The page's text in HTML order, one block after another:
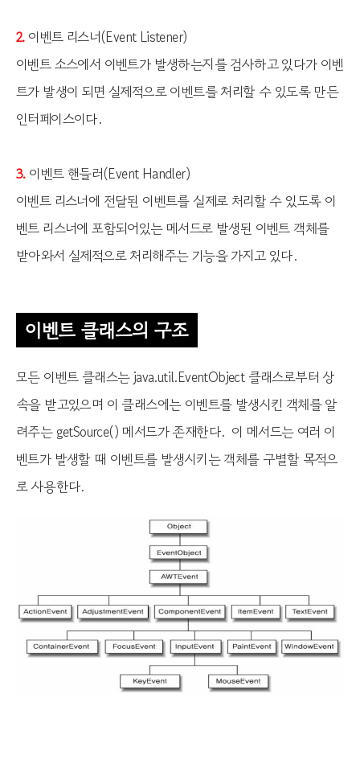
2.이벤트 리스너(Event Listener)
이벤트 소스에서 이벤트가 발생하는지를 검사하고 있다가 이벤
트가 발생이 되면 실제적으로 이벤트를 처리할 수 있도록 만든
인터페이스이다.
3. 이벤트 핸들러(Event Handler)
이벤트 리스너에 전달된 이벤트를 실제로 처리할 수 있도록 이
벤트 리스너에 포함되어있는 메서드로 발생된 이벤트 객체를
받아와서 실제적으로 처리해주는 기능을 가지고 있다.
이벤트 클래스의 구조
모든 이벤트 클래스는 java.util.EventObject 클래스로부터 상
속을 받고있으며 이 클래스에는 이벤트를 발생시킨 객체를 알
려주는 getSource() 메서드가 존재한다. 이 메서드는 여러 이
벤트가 발생할 때 이벤트를 발생시키는 객체를 구별할 목적으
로 사용한다.